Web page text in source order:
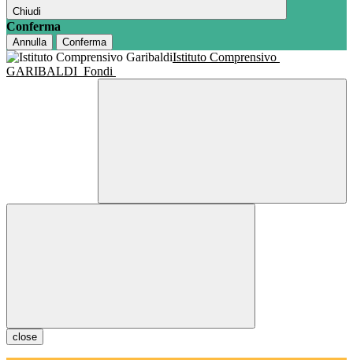
Chiudi
Conferma
Annulla Conferma
Istituto Comprensivo
GARIBALDI Fondi
close